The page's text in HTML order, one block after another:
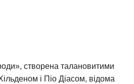
створена талановитими
і Піо Діасом, відома